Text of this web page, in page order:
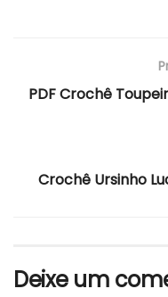
PDF Crochê
Crochê Ursinho
Deixe um